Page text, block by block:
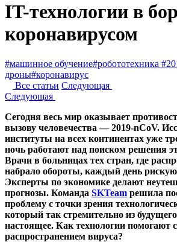
IT-технологии в
коронавирусом
#машинное обучение#робототехника
дроны#коронавирус
Все статьи Следующая
Следующая
Сегодня весь мир оказывает
вызову человечества — 2019-nCoV.
институты на всех континентах уже
ночь работают над поиском решения
Врачи в больницах тех стран, где
набрало обороты, каждый день
Эксперты по экономике делают
прогнозы. Команда SKTeam решила
проблему с точки зрения
который так стремительно из
настоящее. Как технологии помогают
распространением вируса?